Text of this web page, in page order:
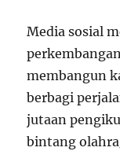
Media sosial
membangun
berbagi
jutaan
bintang